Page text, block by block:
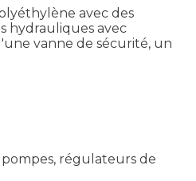
avec des
hydrauliques avec
vanne de sécurité, un
pompes, régulateurs de